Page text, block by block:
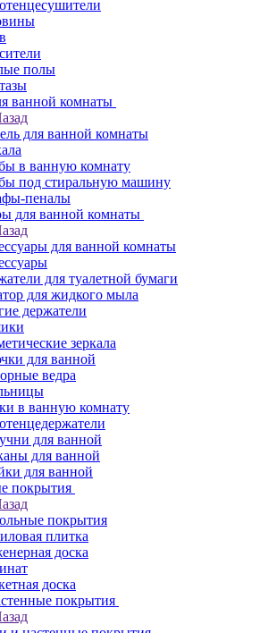
полы
ванной комнаты
для ванной комнаты
в ванную комнату
под стиральную машину
пеналы
для ванной комнаты
для ванной комнаты
для туалетной бумаги
для жидкого мыла
держатели
зеркала
для ванной
ведра
в ванную комнату
для ванной
для ванной
для ванной
покрытия
покрытия
плитка
доска
доска
покрытия